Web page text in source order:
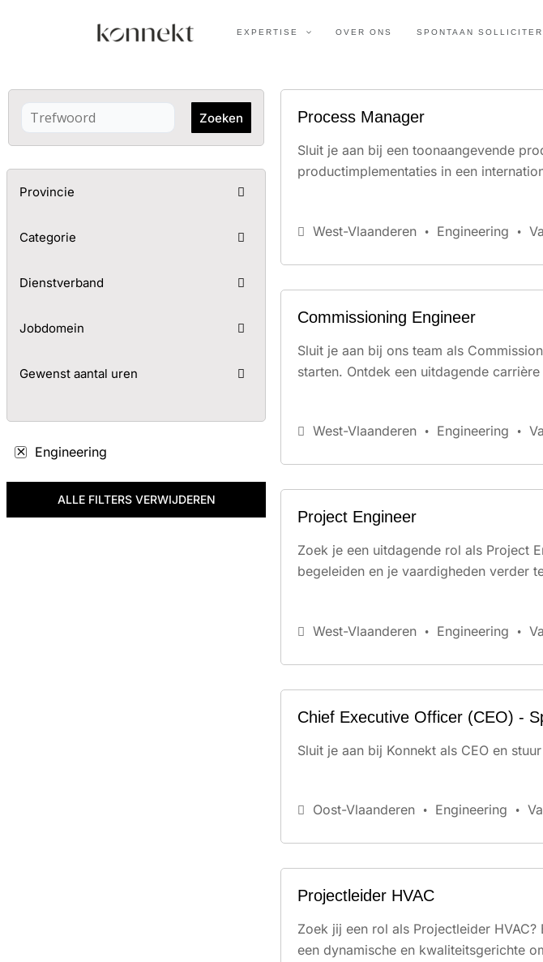
EXPERTISE OVER ONS SPONTAAN
Zoeken
Provincie
Categorie
Dienstverband
Jobdomein
Gewenst aantal uren
Engineering
ALLE FILTERS VERWIJDEREN
Process Manager
Sluit je aan bij een toonaangevende
productimplementaties in een
West-Vlaanderen Engineering
Commissioning Engineer
Sluit je aan bij ons team als
starten. Ontdek een uitdagende
West-Vlaanderen Engineering
Project Engineer
Zoek je een uitdagende rol als Project
begeleiden en je vaardigheden verder
West-Vlaanderen Engineering
Chief Executive Officer (CEO) -
Sluit je aan bij Konnekt als CEO en
Oost-Vlaanderen Engineering
Projectleider HVAC
Zoek jij een rol als Projectleider
een dynamische en kwaliteitsgerichte